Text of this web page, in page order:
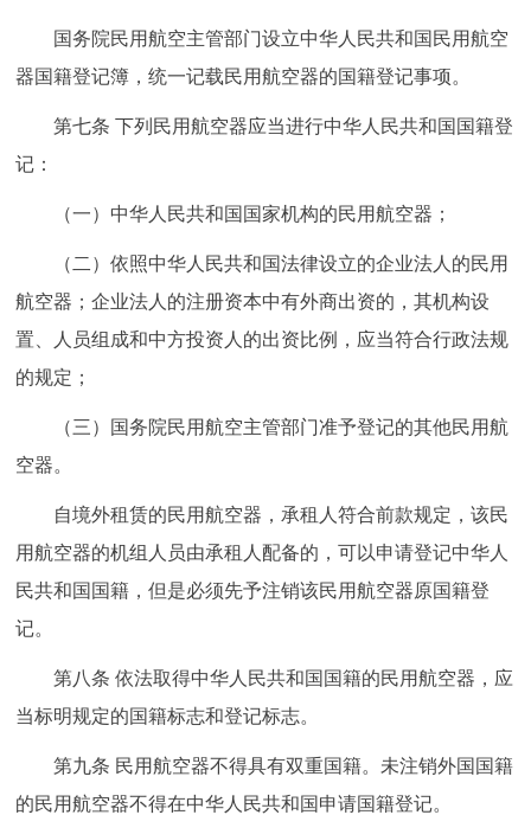
ITALIANO
国务院民用航空主管部门设立中华人民共和国民用航空
器国籍登记簿，统一记载民用航空器的国籍登记事项。
第七条 下列民用航空器应当进行中华人民共和国国籍登
记：
（一）中华人民共和国国家机构的民用航空器；
（二）依照中华人民共和国法律设立的企业法人的民用
航空器；企业法人的注册资本中有外商出资的，其机构设
置、人员组成和中方投资人的出资比例，应当符合行政法规
的规定；
（三）国务院民用航空主管部门准予登记的其他民用航
空器。
自境外租赁的民用航空器，承租人符合前款规定，该民
用航空器的机组人员由承租人配备的，可以申请登记中华人
民共和国国籍，但是必须先予注销该民用航空器原国籍登
记。
第八条 依法取得中华人民共和国国籍的民用航空器，应
当标明规定的国籍标志和登记标志。
第九条 民用航空器不得具有双重国籍。未注销外国国籍
的民用航空器不得在中华人民共和国申请国籍登记。